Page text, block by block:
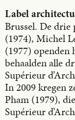
Label
Brussel. De drie
(1974), Michel
(1977) openden
behaalden alle
Supérieur
In 2009 kregen
Pham (1979),
Supérieur